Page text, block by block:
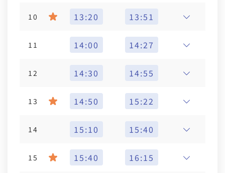
10 13:20 13:51
11 14:00 14:27
12 14:30 14:55
13 14:50 15:22
14 15:10 15:40
15 15:40 16:15